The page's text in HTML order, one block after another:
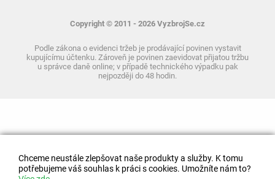
Copyright © 2011 - 2026 VyzbrojSe.cz
Podle zákona o evidenci tržeb je prodávající povinen vystavit
kupujícímu účtenku. Zároveň je povinen zaevidovat přijatou tržbu
u správce daně online; v případě technického výpadku pak
nejpozději do 48 hodin.
Chceme neustále zlepšovat naše produkty a služby. K tomu
potřebujeme váš souhlas k práci s cookies. Umožníte nám to?